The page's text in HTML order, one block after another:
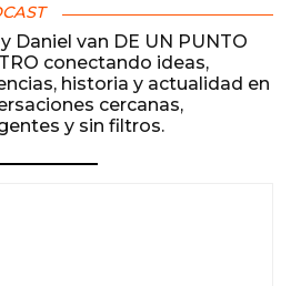
Daniel van DE UN PUNTO
conectando ideas,
historia y actualidad en
cercanas,
y sin filtros.